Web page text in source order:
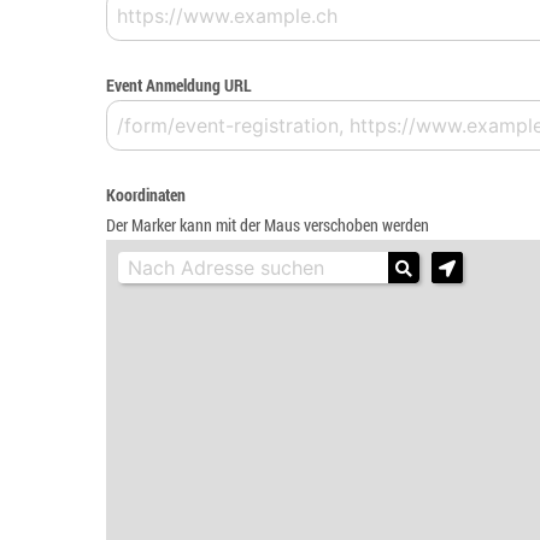
Event Anmeldung URL
Koordinaten
Der Marker kann mit der Maus verschoben werden